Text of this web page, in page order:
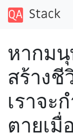
หากม
สร้างชี
เราจะ
ตายเมื่